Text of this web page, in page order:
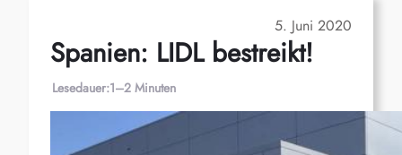
5. Juni 2020
Spanien: LIDL bestreikt!
Lesedauer:1–2 Minuten